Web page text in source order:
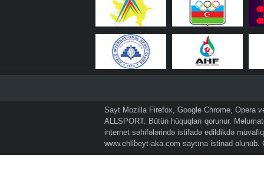
Sayt Mozilla Firefox, Google Chrome, Opera
ALLSPORT. Bütün hüquqları qorunur.
internet səhifələrində istifadə edildikdə
www.ehlibeyt-aka.com saytına istinad olunub.